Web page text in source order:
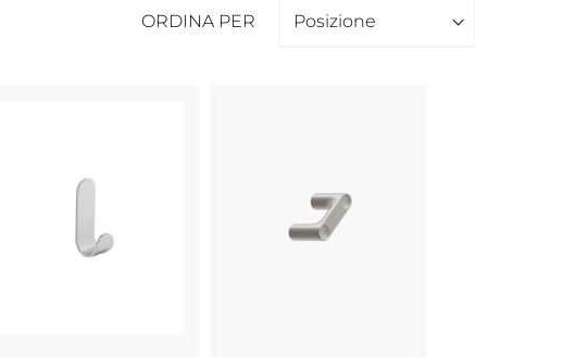
ORDINA PER